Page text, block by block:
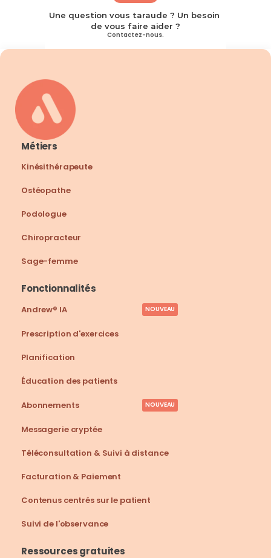
Une question vous taraude ? Un besoin
de vous faire aider ?
Contactez-nous.
Métiers
Ostéopathe
Podologue
Chiropracteur
Kinésithérapeute
Sage-femme
Fonctionnalités
Prescription d'exercices
Planification
Éducation des patients
Andrew® IA NOUVEAU
Messagerie cryptée
Téléconsultation & Suivi à distance
Facturation & Paiement
Abonnements NOUVEAU
Contenus centrés sur le patient
Suivi de l'observance
Ressources gratuites